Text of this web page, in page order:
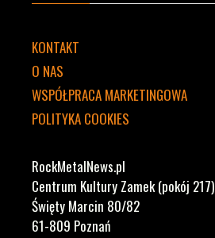
KONTAKT
O NAS
WSPÓŁPRACA MARKETINGOWA
POLITYKA COOKIES
RockMetalNews.pl
Centrum Kultury Zamek (pokój 217)
Święty Marcin 80/82
61-809 Poznań